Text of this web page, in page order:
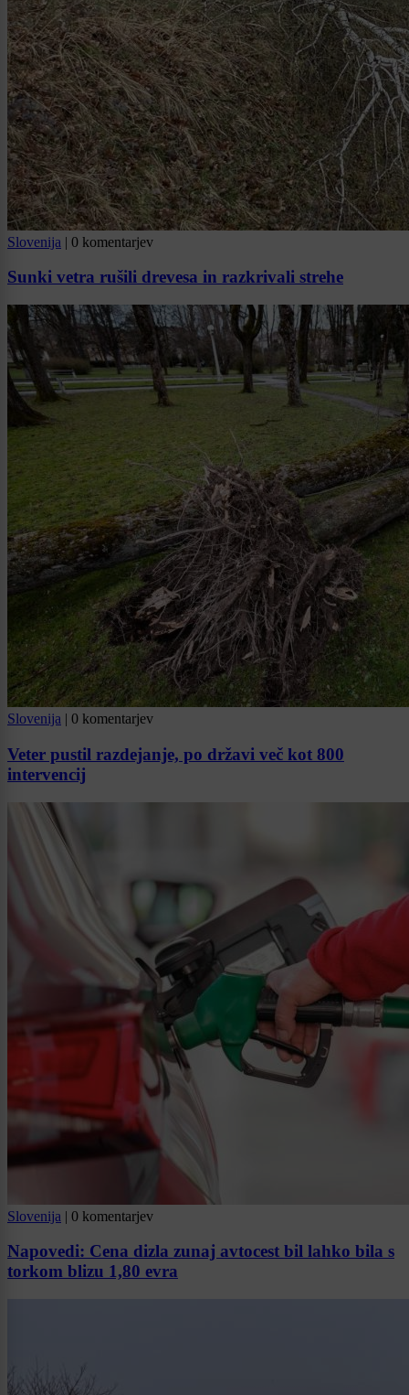
Slovenija | 0 komentarjev
Sunki vetra rušili drevesa in razkrivali strehe
Slovenija | 0 komentarjev
Veter pustil razdejanje, po državi več kot 800
intervencij
Slovenija | 0 komentarjev
Napovedi: Cena dizla zunaj avtocest bil lahko bila s
torkom blizu 1,80 evra